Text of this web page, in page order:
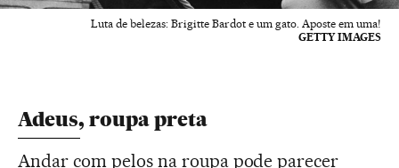
Luta de belezas: Brigitte Bardot e um gato. Aposte em uma!
GETTY IMAGES
Adeus, roupa preta
Andar com pelos na roupa pode parecer